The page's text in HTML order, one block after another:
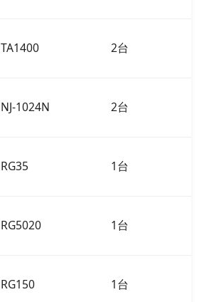
TA1400 2台
NJ-1024N 2台
RG35 1台
RG5020 1台
RG150 1台